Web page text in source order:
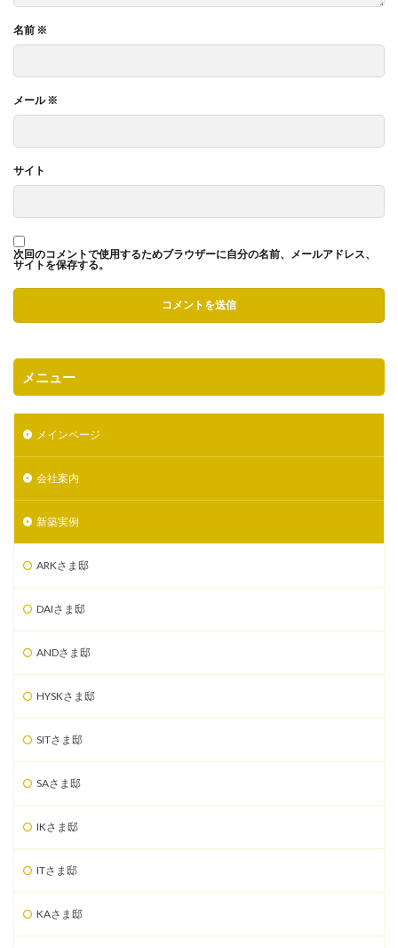
名前 ※
メール※
サイト
次回のコメントで使用するためブラウザーに自分の名前、メールアドレス、
サイトを保存する。
メニュー
メインページ
会社案内
新築実例
ARKさま邸
DAIさま邸
ANDさま邸
HYSKさま邸
SITさま邸
SAさま邸
IKさま邸
ITさま邸
KAさま邸